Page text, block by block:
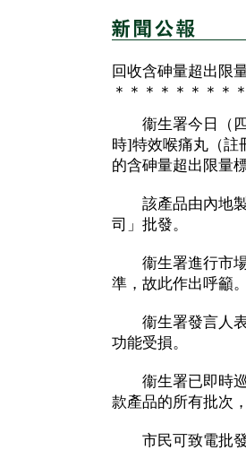
回收含砷量超出限
＊＊＊＊＊＊＊＊
衞生署今日（四
時]特效喉痛丸（註
的含砷量超出限量標
該產品由內地製
司」批發。
衞生署進行市場
準，故此作出呼籲。
衞生署發言人表
功能受損。
衞生署已即時巡
款產品的所有批次
市民可致電批發